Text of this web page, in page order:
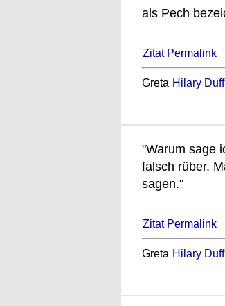
als Pech
Zitat Permalink
Greta Hilary Duff
"Warum sage
falsch rüber.
sagen."
Zitat Permalink
Greta Hilary Duff